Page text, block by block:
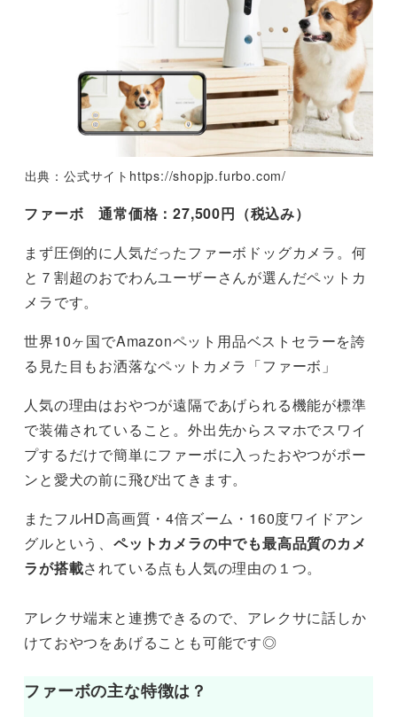
出典：公式サイトhttps://shopjp.furbo.com/
ファーボ
通常価格：27,500円（税込み）
まず圧倒的に人気だったファーボドッグカメラ。何
と７割超のおでわんユーザーさんが選んだペットカ
メラです。
世界10ヶ国でAmazonペット用品ベストセラーを誇
る見た目もお洒落なペットカメラ「ファーボ」
人気の理由はおやつが遠隔であげられる機能が標準
で装備されていること。外出先からスマホでスワイ
プするだけで簡単にファーボに入ったおやつがポー
ンと愛犬の前に飛び出てきます。
またフルHD高画質・4倍ズーム・160度ワイドアン
グルという、 ペットカメラの中でも最高品質のカメ
ラが搭載されている点も人気の理由の１つ。
アレクサ端末と連携できるので、アレクサに話しか
けておやつをあげることも可能です◎
ファーボの主な特徴は？